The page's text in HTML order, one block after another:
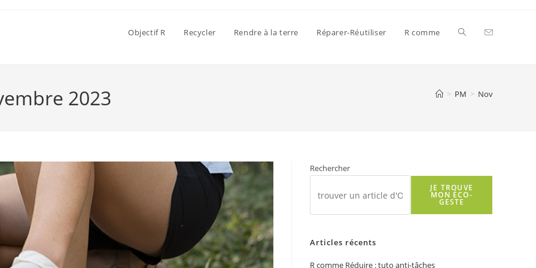
Objectif R Recycler Rendre à la terre Réparer-Réutiliser R comme Toggle
2023 > PM > Nov
Rechercher
JE TROUVE
MON ÉCO-
GESTE
Articles récents
R comme Réduire : tuto anti-tâches